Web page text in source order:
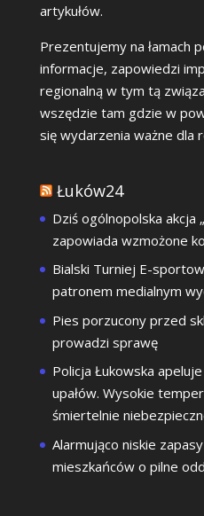
artykułów.
Prezentujemy na łamach
informacje, zapowiedzi
regionalną w tym tą
wszędzie tam gdzie w
się wydarzenia ważne dla
Łuków24
Dziś ogólnopolska akcja
zapowiada wzmożone
Bialski Turniej E-
patronem medialnym
Pies porzucony przed
prowadzi sprawę
Policja Łukowska
upałów. Wysokie
śmiertelnie
Alarmująco niskie
mieszkańców o pilne